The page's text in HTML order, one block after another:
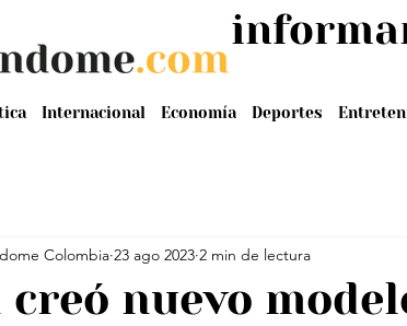
Internacional Economía Deportes
nuevo
Colombia 23 ago 2023 2 min de lectura